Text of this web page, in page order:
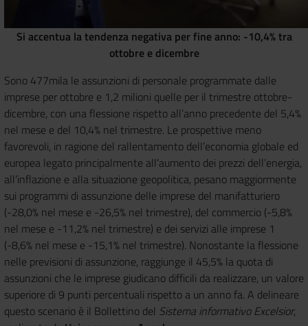
Si accentua la tendenza negativa per fine anno: -10,4% tra
ottobre e dicembre
Sono 477mila le assunzioni di personale programmate dalle
imprese per ottobre e 1,2 milioni quelle per il trimestre ottobre-
dicembre, con una flessione rispetto all’anno precedente del 5,4%
nel mese e del 10,4% nel trimestre. Le prospettive meno
favorevoli, in ragione del rallentamento dell’economia globale ed
europea legato principalmente all’aumento dei prezzi dell’energia,
all’inflazione e alla situazione geopolitica, pesano maggiormente
sui programmi di assunzione delle imprese del manifatturiero
(-28,0% nel mese e -26,5% nel trimestre), del commercio (-5,8%
nel mese e -11,2% nel trimestre) e dei servizi alle imprese 1
(-8,6% nel mese e -15,1% nel trimestre). Nonostante la flessione
nelle previsioni di assunzione, raggiunge il 45,5% la quota di
assunzioni che le imprese giudicano difficili da realizzare, un valore
superiore di 9 punti percentuali rispetto a un anno fa. A delineare
questo scenario è il Bollettino del Sistema informativo Excelsior,